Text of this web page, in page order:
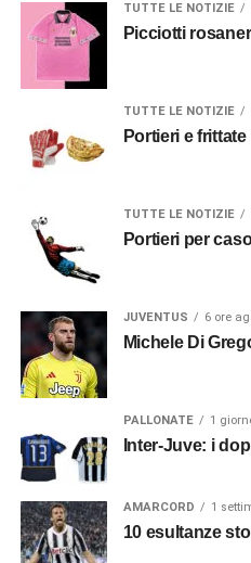
TUTTE LE NOTIZIE
Picciotti
TUTTE LE NOTIZIE
Portieri e frittate
TUTTE LE NOTIZIE
Portieri per
JUVENTUS 6 ore
Michele Di
PALLONATE 1
Inter-Juve: i
AMARCORD 1
10 esultanze